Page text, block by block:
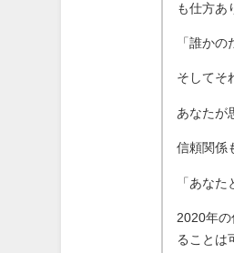
も仕方あ
「誰か
そしてそ
あなたが
信頼関係
「あな
2020年
ることは